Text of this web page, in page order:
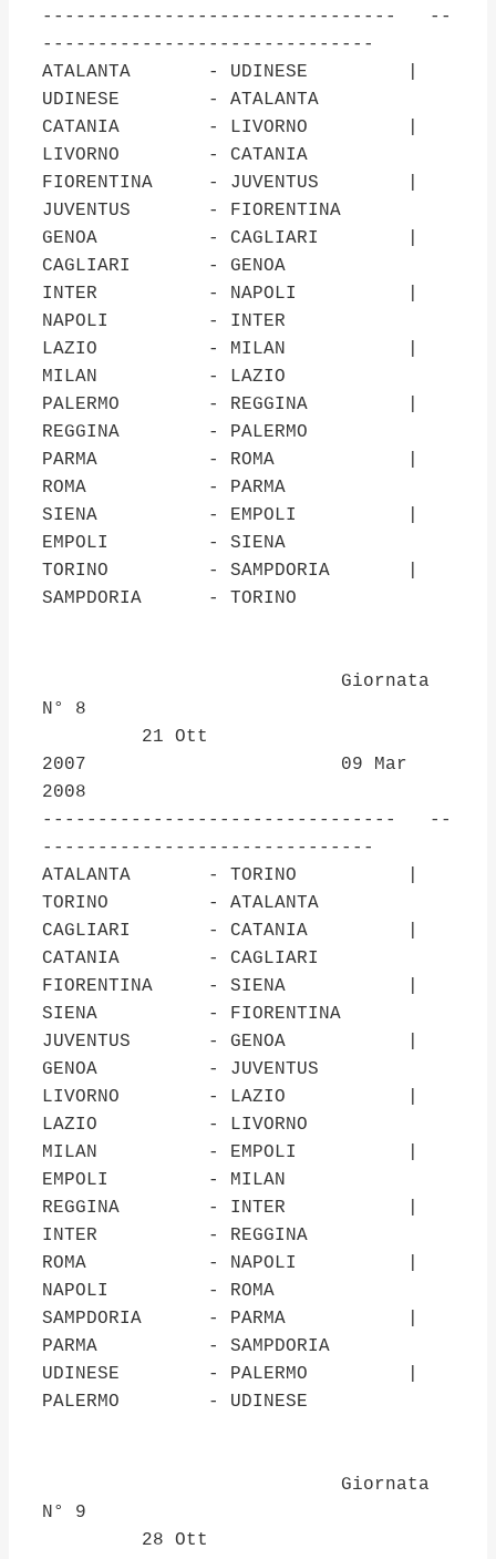
-------------------------------- --
------------------------------
ATALANTA - UDINESE |
UDINESE - ATALANTA
CATANIA - LIVORNO |
LIVORNO - CATANIA
FIORENTINA - JUVENTUS |
JUVENTUS - FIORENTINA
GENOA - CAGLIARI |
CAGLIARI - GENOA
INTER - NAPOLI |
NAPOLI - INTER
LAZIO - MILAN |
MILAN - LAZIO
PALERMO - REGGINA |
REGGINA - PALERMO
PARMA - ROMA |
ROMA - PARMA
SIENA - EMPOLI |
EMPOLI - SIENA
TORINO - SAMPDORIA |
SAMPDORIA - TORINO
Giornata
N° 8
21 Ott
2007 09 Mar
2008
-------------------------------- --
------------------------------
ATALANTA - TORINO |
TORINO - ATALANTA
CAGLIARI - CATANIA |
CATANIA - CAGLIARI
FIORENTINA - SIENA |
SIENA - FIORENTINA
JUVENTUS - GENOA |
GENOA - JUVENTUS
LIVORNO - LAZIO |
LAZIO - LIVORNO
MILAN - EMPOLI |
EMPOLI - MILAN
REGGINA - INTER |
INTER - REGGINA
ROMA - NAPOLI |
NAPOLI - ROMA
SAMPDORIA - PARMA |
PARMA - SAMPDORIA
UDINESE - PALERMO |
PALERMO - UDINESE
Giornata
N° 9
28 Ott